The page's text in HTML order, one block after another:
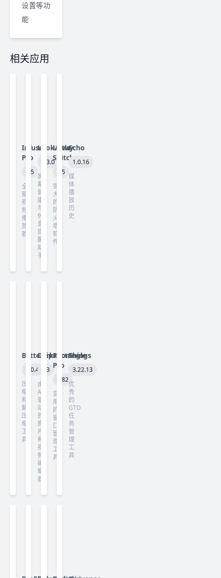
设置等功
能
相关应用
Infuse
Pro
8.5
全
能
视
频
播
放
器
LookAway
2.3.0
屏
幕
健
康
与
休
息
提
醒
助
手
Little
Snitch
6.5
强
大
的
防
火
墙
软
件
Echo
1.0.16
媒
体
播
放
历
史
Betterzip
6.0.4
压
缩
和
解
压
缩
工
具
Darkroom
7.3
由
AI
驱
动
的
照
片
和
视
频
编
辑
器
Rectangle
Pro
3.82
实
用
的
窗
口
管
理
工
具
Things
3.22.13
优
秀
的
GTD
任
务
管
理
工
具